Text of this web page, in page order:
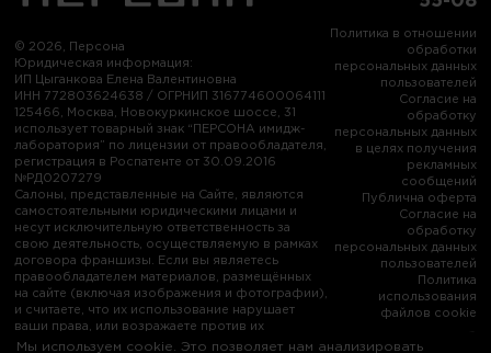
© 2026, Персона
Юридическая информация:
ИП Цыганкова Елена Валентиновна
ИНН 772803624638 / ОГРНИП 316774600064111
125466, Москва, Новокуркинское шоссе, 31
использует товарный знак “ПЕРСОНА имидж-
лаборатория” по лицензии от правообладателя,
регистрация в Роспатенте от 30.09.2016
№РД0207279
Салоны, представленные на Сайте, являются
самостоятельными юридическими лицами и
несут исключительную ответственность за
свою деятельность, осуществляемую в рамках
договора франшизы. Если вы являетесь
правообладателем материалов, размещённых
на сайте (включая изображения и фотографии),
и считаете, что их использование нарушает
ваши права, или возражаете против их
использования, пожалуйста, свяжитесь с нами:
Политика в отношении
обработки
персональных данных
пользователей
Согласие на
обработку
персональных данных
в целях получения
рекламных
сообщений
Публична оферта
Согласие на
обработку
персональных данных
пользователей
Политика
использования
файлов cookie
Мы используем cookie. Это позволяет нам анализировать